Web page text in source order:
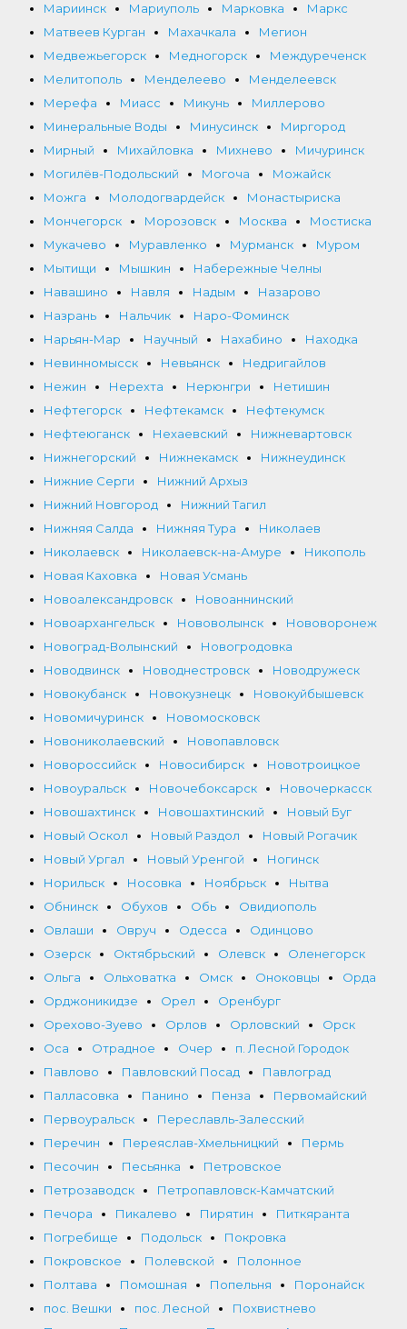
Мариинск
Мариуполь Марковка
Маркс
Матвеев Курган
Махачкала
Мегион
Медвежьегорск
Медногорск
Междуреченск
Мелитополь
Менделеево
Менделеевск
Мерефа
Миасс Микунь
Миллерово
Минеральные Воды
Минусинск
Миргород
Мирный
Михайловка Михнево
Мичуринск
Могилёв-Подольский
Могоча
Можайск
Можга
Молодогвардейск
Монастыриска
Мончегорск
Морозовск Москва
Мостиска
Мукачево
Муравленко Мурманск
Муром
Мытищи
Мышкин
Набережные Челны
Навашино
Навля Надым
Назарово
Назрань
Нальчик
Наро-Фоминск
Нарьян-Мар
Научный Нахабино
Находка
Невинномысск
Невьянск
Недригайлов
Нежин
Нерехта Нерюнгри
Нетишин
Нефтегорск
Нефтекамск
Нефтекумск
Нефтеюганск
Нехаевский
Нижневартовск
Нижнегорский
Нижнекамск
Нижнеудинск
Нижние Серги
Нижний Архыз
Нижний Новгород
Нижний Тагил
Нижняя Салда
Нижняя Тура
Николаев
Николаевск
Николаевск-на-Амуре
Никополь
Новая Каховка
Новая Усмань
Новоалександровск
Новоаннинский
Новоархангельск
Нововолынск
Нововоронеж
Новоград-Волынский
Новогродовка
Новодвинск
Новоднестровск
Новодружеск
Новокубанск
Новокузнецк
Новокуйбышевск
Новомичуринск
Новомосковск
Новониколаевский
Новопавловск
Новороссийск
Новосибирск
Новотроицкое
Новоуральск
Новочебоксарск
Новочеркасск
Новошахтинск
Новошахтинский
Новый Буг
Новый Оскол
Новый Раздол
Новый Рогачик
Новый Ургал
Новый Уренгой
Ногинск
Норильск
Носовка Ноябрьск
Нытва
Обнинск
Обухов Обь
Овидиополь
Овлаши
Овруч Одесса
Одинцово
Озерск
Октябрьский Олевск
Оленегорск
Ольга
Ольховатка Омск Оноковцы
Орда
Орджоникидзе
Орел
Оренбург
Орехово-Зуево
Орлов Орловский
Орск
Оса
Отрадное Очер
п. Лесной Городок
Павлово
Павловский Посад
Павлоград
Палласовка
Панино Пенза
Первомайский
Первоуральск
Переславль-Залесский
Перечин
Переяслав-Хмельницкий
Пермь
Песочин
Песьянка
Петровское
Петрозаводск
Петропавловск-Камчатский
Печора
Пикалево Пирятин
Питкяранта
Погребище
Подольск
Покровка
Покровское
Полевской
Полонное
Полтава
Помошная Попельня
Поронайск
пос. Вешки
пос. Лесной
Похвистнево